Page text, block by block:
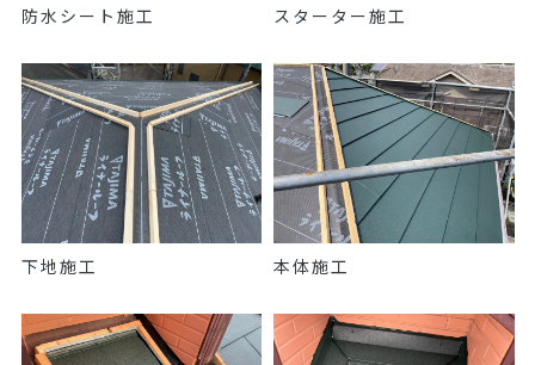
防水シート施工 スターター施工
下地施工 本体施工